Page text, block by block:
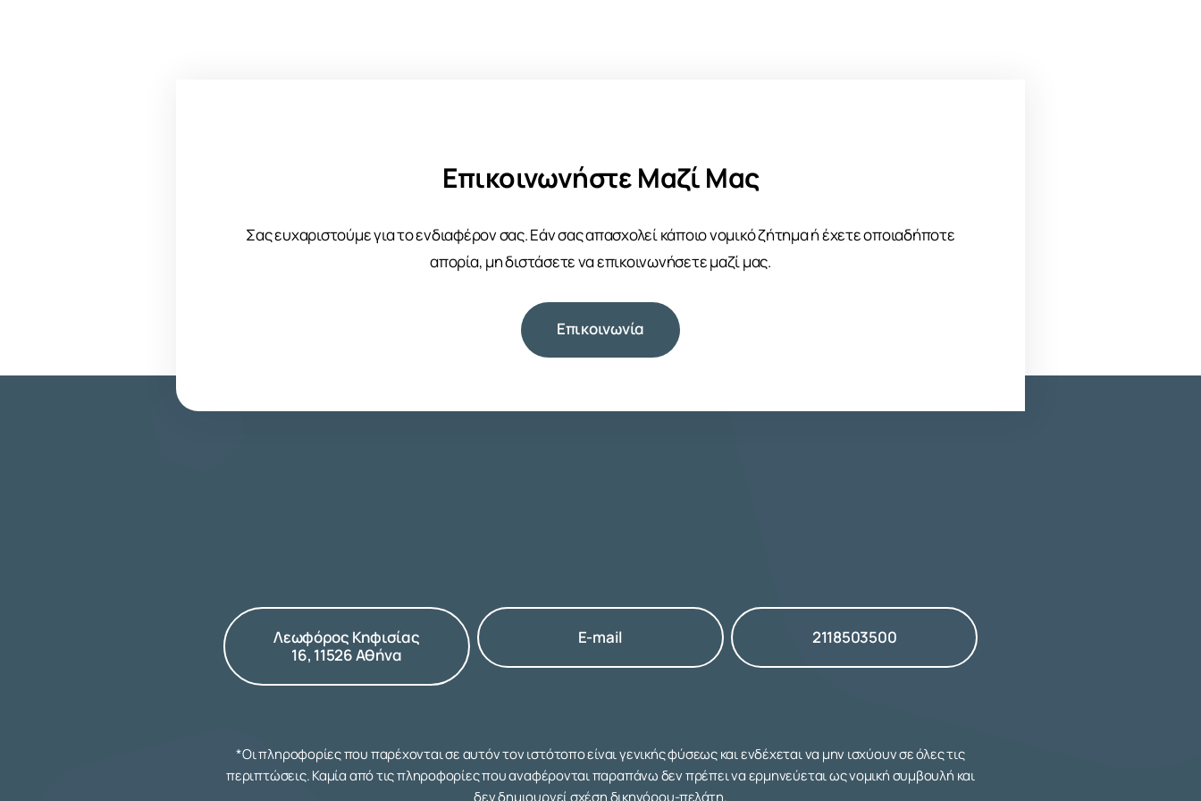
Επικοινωνήστε Μαζί Μας
Σας ευχαριστούμε για το ενδιαφέρον σας. Εάν σας απασχολεί κάποιο νομικό ζήτημα ή έχετε οποιαδήποτε
απορία, μη διστάσετε να επικοινωνήσετε μαζί μας.
Επικοινωνία
Λεωφόρος Κηφισίας
16, 11526 Αθήνα
E-mail 2118503500
*Οι πληροφορίες που παρέχονται σε αυτόν τον ιστότοπο είναι γενικής φύσεως και ενδέχεται να μην ισχύουν σε όλες τις
περιπτώσεις. Καμία από τις πληροφορίες που αναφέρονται παραπάνω δεν πρέπει να ερμηνεύεται ως νομική συμβουλή και
δεν δημιουργεί σχέση δικηγόρου-πελάτη.